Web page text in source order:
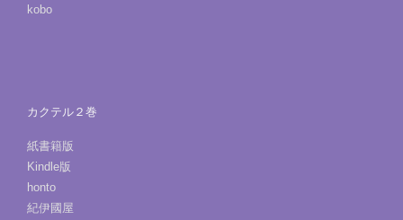
kobo
カクテル２巻
紙書籍版
Kindle版
honto
紀伊國屋